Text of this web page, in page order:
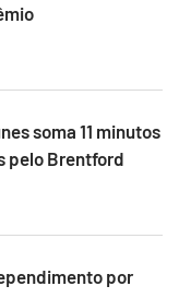
soma 11 minutos
pelo Brentford
por